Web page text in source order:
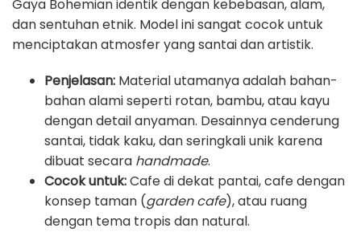
Gaya Bohemian identik dengan kebebasan, alam,
dan sentuhan etnik. Model ini sangat cocok untuk
menciptakan atmosfer yang santai dan artistik.
Penjelasan: Material utamanya adalah bahan-
bahan alami seperti rotan, bambu, atau kayu
dengan detail anyaman. Desainnya cenderung
santai, tidak kaku, dan seringkali unik karena
dibuat secara handmade.
Cocok untuk:Cafe di dekat pantai, cafe dengan
konsep taman (garden cafe), atau ruang
dengan tema tropis dan natural.